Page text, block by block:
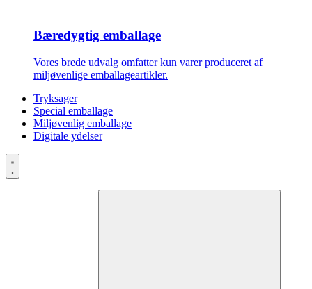
Bæredygtig emballage
Vores brede udvalg omfatter kun varer produceret af
miljøvenlige emballageartikler.
Tryksager
Special emballage
Miljøvenlig emballage
Digitale ydelser